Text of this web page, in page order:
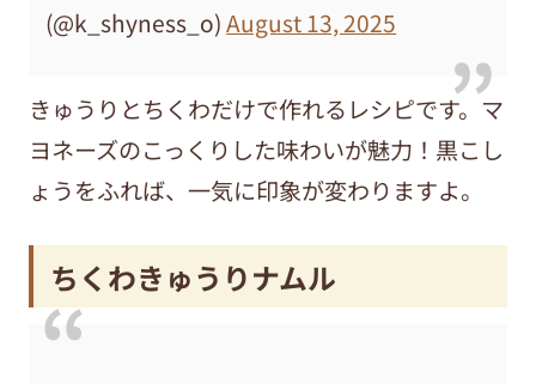
(@k_shyness_o)August 13, 2025
きゅうりとちくわだけで作れるレシピです。マ
ヨネーズのこっくりした味わいが魅力！黒こし
ょうをふれば、一気に印象が変わりますよ。
ちくわきゅうりナムル